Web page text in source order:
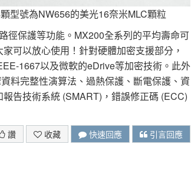
型號為NW656的美光16奈米MLC顆粒
徑保護等功能。MX200全系列的平均壽命可
可以放心使用！針對硬體加密支援部分，
1667以及微軟的eDrive等加密技術。此外
料完整性演算法、過熱保護、斷電保護、資
告技術系統 (SMART)，錯誤修正碼 (ECC)
讚 收藏 快速回應 引言回應